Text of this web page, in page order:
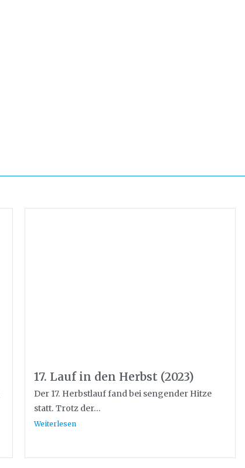
17. Lauf in den Herbst (2023)
Der 17. Herbstlauf fand bei sengender Hitze
statt. Trotz der...
Weiterlesen